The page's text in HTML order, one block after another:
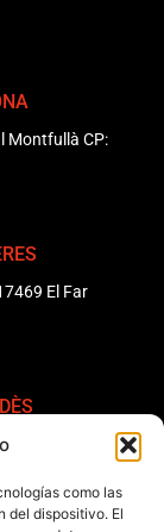
como las
del dispositivo. El
Montfullà CP:
El Far
08799